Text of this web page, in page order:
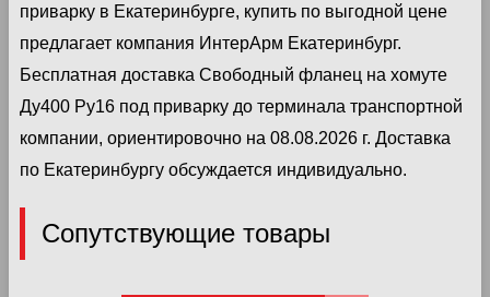
приварку в Екатеринбурге, купить по выгодной цене
предлагает компания ИнтерАрм Екатеринбург.
Бесплатная доставка Свободный фланец на хомуте
Ду400 Ру16 под приварку до терминала транспортной
компании, ориентировочно на 08.08.2026 г. Доставка
по Екатеринбургу обсуждается индивидуально.
Сопутствующие товары